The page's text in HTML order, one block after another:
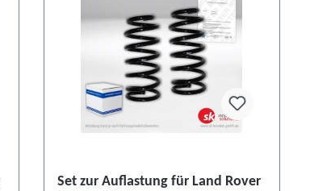
Set zur Auflastung für Land Rover